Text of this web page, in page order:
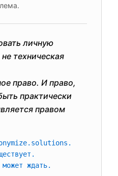
личную
техническая
право. И право,
практически
правом
ждать.